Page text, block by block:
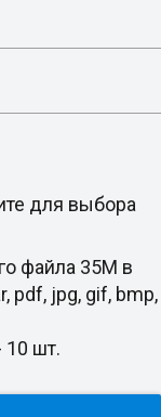
для выбора
файла 35M в
pdf, jpg, gif, bmp,
10 шт.